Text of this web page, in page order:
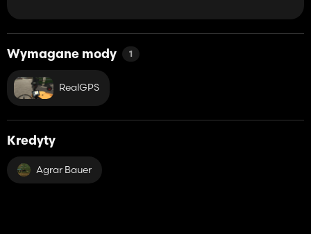
Wymagane mody 1
RealGPS
Kredyty
Agrar Bauer